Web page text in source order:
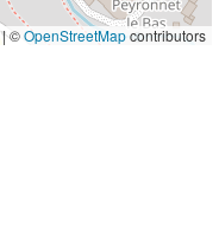
|©OpenStreetMapcontributors